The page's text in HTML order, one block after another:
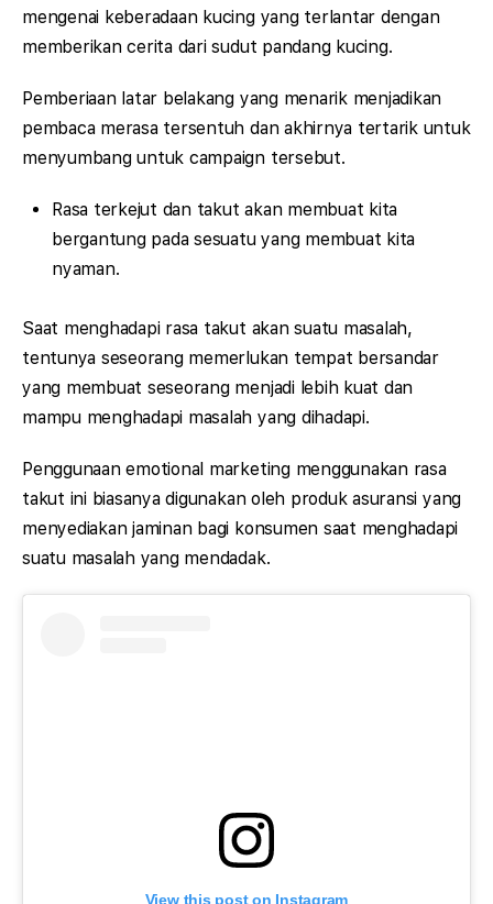
mengenai keberadaan kucing yang terlantar dengan
memberikan cerita dari sudut pandang kucing.
Pemberiaan latar belakang yang menarik menjadikan
pembaca merasa tersentuh dan akhirnya tertarik untuk
menyumbang untuk campaign tersebut.
Rasa terkejut dan takut akan membuat kita
bergantung pada sesuatu yang membuat kita
nyaman.
Saat menghadapi rasa takut akan suatu masalah,
tentunya seseorang memerlukan tempat bersandar
yang membuat seseorang menjadi lebih kuat dan
mampu menghadapi masalah yang dihadapi.
Penggunaan emotional marketing menggunakan rasa
takut ini biasanya digunakan oleh produk asuransi yang
menyediakan jaminan bagi konsumen saat menghadapi
suatu masalah yang mendadak.
View this post on Instagram